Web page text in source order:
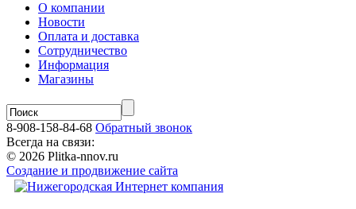
О компании
Новости
Оплата и доставка
Сотрудничество
Информация
Магазины
8-908-158-84-68 Обратный звонок
Всегда на связи:
© 2026 Plitka-nnov.ru
Создание и продвижение сайта